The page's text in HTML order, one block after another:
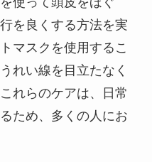
を良くする方法を実
マスクを使用するこ
れい線を目立たなく
れらのケアは、日常
ため、多くの人にお